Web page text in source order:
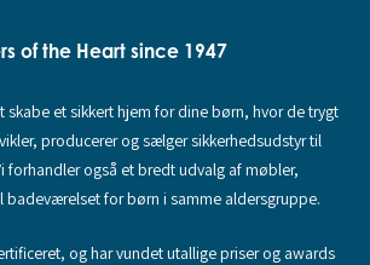
of the Heart since 1947
et sikkert hjem for dine børn, hvor de trygt
producerer og sælger sikkerhedsudstyr til
forhandler også et bredt udvalg af møbler,
badeværelset for børn i samme aldersgruppe.
og har vundet utallige priser og awards